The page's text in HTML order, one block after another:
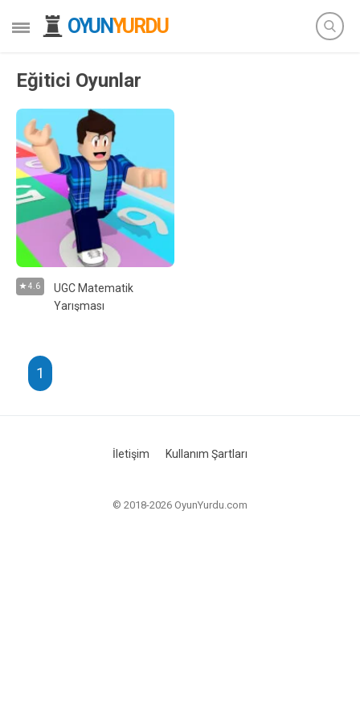
OYUNYURDU
Eğitici Oyunlar
4.6
UGC Matematik
Yarışması
1
İletişim Kullanım Şartları
© 2018-2026 OyunYurdu.com